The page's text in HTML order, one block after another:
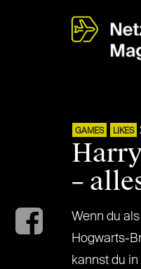
GAMES LIKES
–
Wenn du
Hogwarts-
kannst du